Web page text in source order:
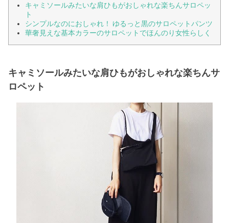
キャミソールみたいな肩ひもがおしゃれな楽ちんサロペッ
ト
シンプルなのにおしゃれ！ ゆるっと黒のサロペットパンツ
華奢見えな基本カラーのサロペットでほんのり女性らしく
キャミソールみたいな肩ひもがおしゃれな楽ちんサ
ロペット